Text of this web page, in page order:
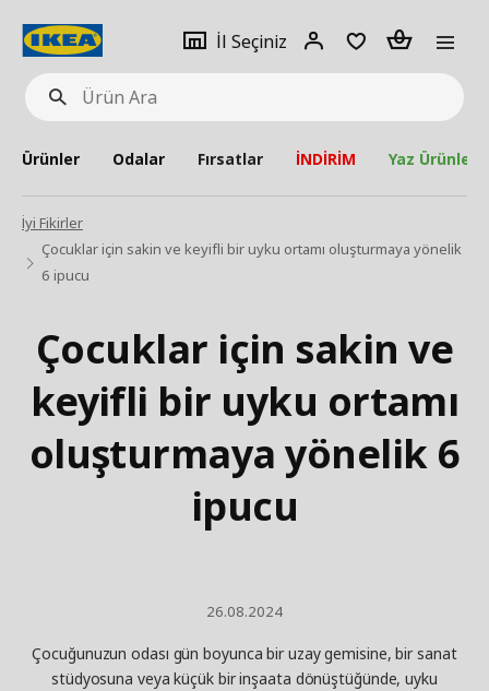
Ürün
Ara
İl Seçiniz
Giriş
Adet
Ürünler Odalar Fırsatlar İNDİRİM Yaz Ürünleri
İyi Fikirler
Çocuklar için sakin ve keyifli bir uyku ortamı oluşturmaya yönelik
6 ipucu​
Çocuklar için sakin ve
keyifli bir uyku ortamı
oluşturmaya yönelik 6
ipucu​
26.08.2024
Çocuğunuzun odası gün boyunca bir uzay gemisine, bir sanat
stüdyosuna veya küçük bir inşaata dönüştüğünde, uyku